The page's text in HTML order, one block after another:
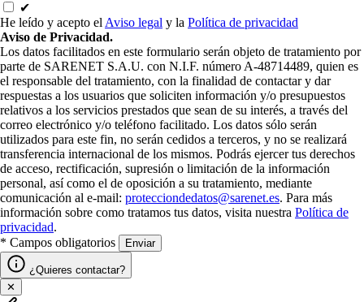
✔
He leído y acepto el Aviso legal y la Política de privacidad
Aviso de Privacidad.
Los datos facilitados en este formulario serán objeto de tratamiento por
parte de SARENET S.A.U. con N.I.F. número A-48714489, quien es
el responsable del tratamiento, con la finalidad de contactar y dar
respuestas a los usuarios que soliciten información y/o presupuestos
relativos a los servicios prestados que sean de su interés, a través del
correo electrónico y/o teléfono facilitado. Los datos sólo serán
utilizados para este fin, no serán cedidos a terceros, y no se realizará
transferencia internacional de los mismos. Podrás ejercer tus derechos
de acceso, rectificación, supresión o limitación de la información
personal, así como el de oposición a su tratamiento, mediante
comunicación al e-mail: protecciondedatos@sarenet.es. Para más
información sobre como tratamos tus datos, visita nuestra Política de
privacidad.
* Campos obligatorios
Enviar
¿Quieres contactar?
✕